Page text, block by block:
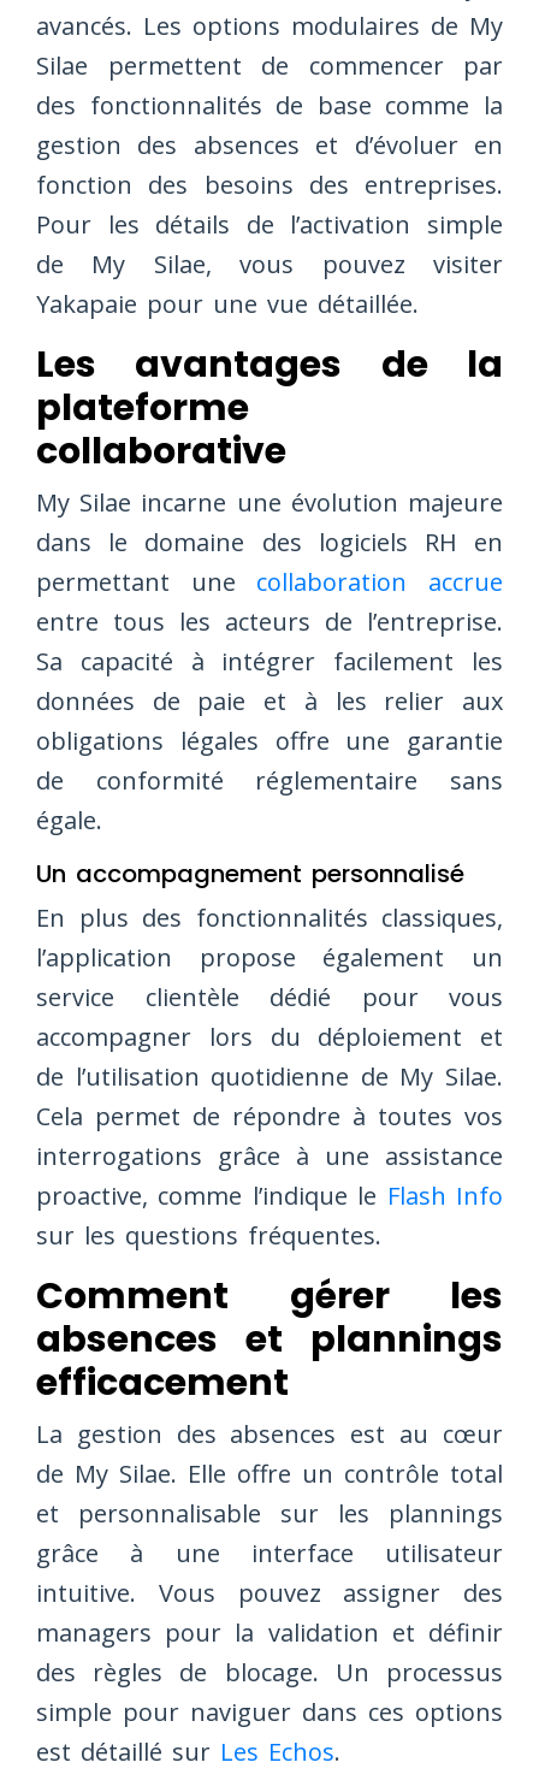
avancés. Les options modulaires de My
Silae permettent de commencer par
des fonctionnalités de base comme la
gestion des absences et d’évoluer en
fonction des besoins des entreprises.
Pour les détails de l’activation simple
de My Silae, vous pouvez visiter
Yakapaie pour une vue détaillée.
Les avantages de la
plateforme
collaborative
My Silae incarne une évolution majeure
dans le domaine des logiciels RH en
permettant une collaboration accrue
entre tous les acteurs de l’entreprise.
Sa capacité à intégrer facilement les
données de paie et à les relier aux
obligations légales offre une garantie
de conformité réglementaire sans
égale.
Un accompagnement personnalisé
En plus des fonctionnalités classiques,
l’application propose également un
service clientèle dédié pour vous
accompagner lors du déploiement et
de l’utilisation quotidienne de My Silae.
Cela permet de répondre à toutes vos
interrogations grâce à une assistance
proactive, comme l’indique le Flash Info
sur les questions fréquentes.
Comment gérer les
absences et plannings
efficacement
La gestion des absences est au cœur
de My Silae. Elle offre un contrôle total
et personnalisable sur les plannings
grâce à une interface utilisateur
intuitive. Vous pouvez assigner des
managers pour la validation et définir
des règles de blocage. Un processus
simple pour naviguer dans ces options
est détaillé sur Les Echos.